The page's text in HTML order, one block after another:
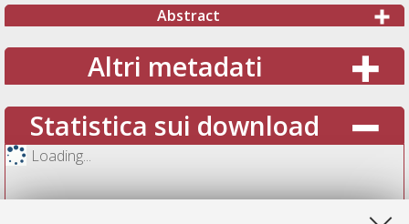
Abstract
Altri metadati
Statistica sui download
Loading...